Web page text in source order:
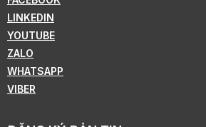
LINKEDIN
YOUTUBE
ZALO
WHATSAPP
VIBER